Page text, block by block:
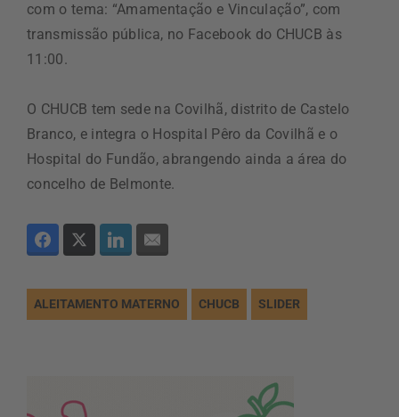
com o tema: “Amamentação e Vinculação”, com
transmissão pública, no Facebook do CHUCB às
11:00.
O CHUCB tem sede na Covilhã, distrito de Castelo
Branco, e integra o Hospital Pêro da Covilhã e o
Hospital do Fundão, abrangendo ainda a área do
concelho de Belmonte.
ALEITAMENTO MATERNO CHUCB SLIDER